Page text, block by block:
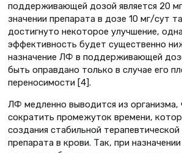
поддерживающей дозой является 20
значении препарата в дозе 10 мг/сут
достигнуто некоторое улучшение,
эффективность будет существенно
назначение ЛФ в поддерживающей
быть оправдано только в случае его
переносимости [4].
ЛФ медленно выводится из организма,
сократить промежуток времени,
создания стабильной
препарата в крови. Так, при